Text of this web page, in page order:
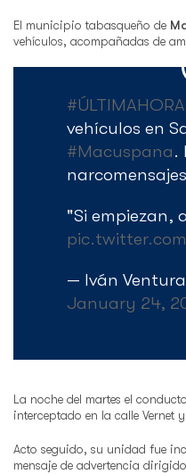
El municipio tabasqueño de
vehículos, acompañadas de
#ÚLTIMAHORA
vehículos en
#Macuspana.
"Si empiezan,
— Iván
January 24,
La noche del martes el
interceptado en la calle Vernet
Acto seguido, su unidad fue
mensaje de advertencia